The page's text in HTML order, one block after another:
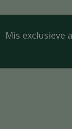
Mis exclusieve